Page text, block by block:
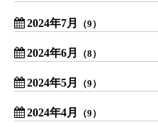
2024年7月 （9）
2024年6月 （8）
2024年5月 （9）
2024年4月 （9）